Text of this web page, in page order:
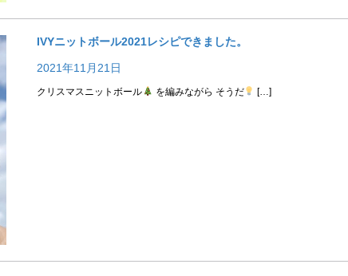
IVYニットボール2021レシピできました。
2021年11月21日
クリスマスニットボール を編みながら そうだ […]